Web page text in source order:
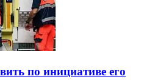
по инициативе его